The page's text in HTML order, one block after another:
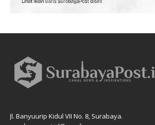
Jl. Banyuurip Kidul VII No. 8, Surabaya.